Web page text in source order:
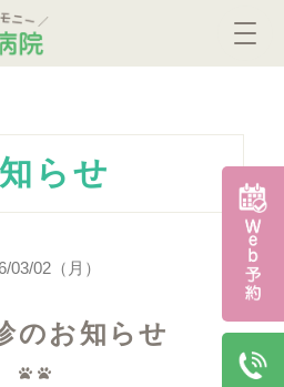
らせ
03/02（月）
のお知らせ